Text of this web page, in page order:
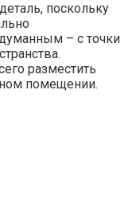
поскольку
– с точки
разместить
помещении.